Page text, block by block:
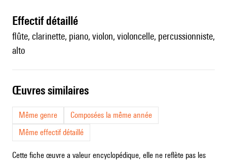
effectif détaillé
flûte, clarinette, piano, violon, violoncelle, percussionniste,
alto
œuvres similaires
Même genre
Composées la même année
Même effectif détaillé
Cette fiche œuvre a valeur encyclopédique, elle ne reflète pas les